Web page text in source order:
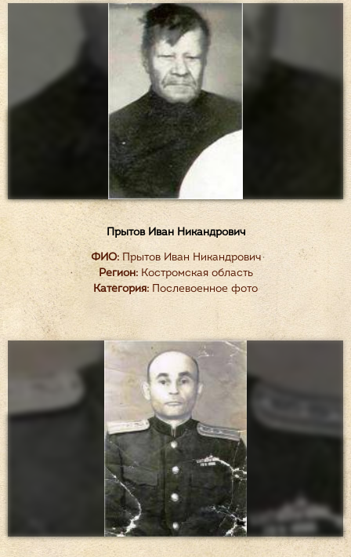
Прытов Иван Никандрович
ФИО:Прытов Иван Никандрович
Регион:Костромская область
Категория: Послевоенное фото